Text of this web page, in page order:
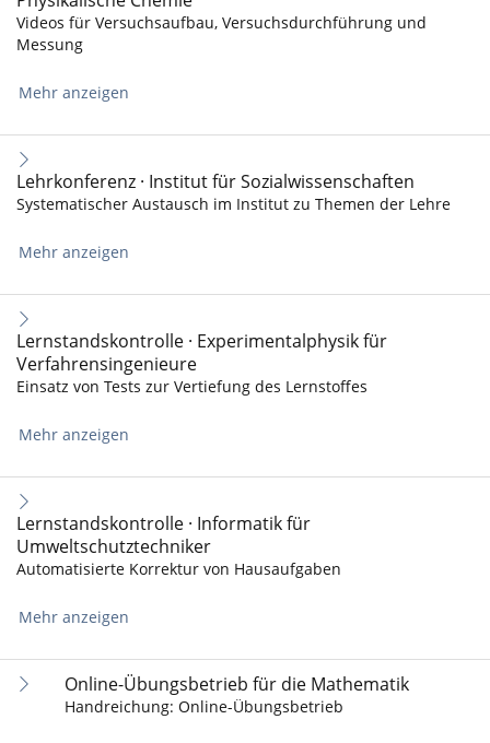
Videos für Versuchsaufbau, Versuchsdurchführung und
Messung
Mehr anzeigen
Lehrkonferenz · Institut für Sozialwissenschaften
Systematischer Austausch im Institut zu Themen der Lehre
Mehr anzeigen
Lernstandskontrolle · Experimentalphysik für
Verfahrensingenieure
Einsatz von Tests zur Vertiefung des Lernstoffes
Mehr anzeigen
Lernstandskontrolle · Informatik für
Umweltschutztechniker
Automatisierte Korrektur von Hausaufgaben
Mehr anzeigen
Online-Übungsbetrieb für die Mathematik
Handreichung: Online-Übungsbetrieb